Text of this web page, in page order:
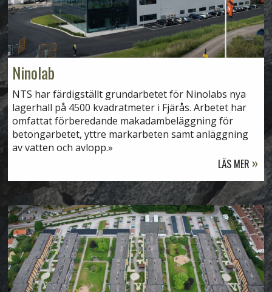
Ninolab
NTS har färdigställt grundarbetet för Ninolabs nya
lagerhall på 4500 kvadratmeter i Fjärås. Arbetet har
omfattat förberedande makadambeläggning för
betongarbetet, yttre markarbeten samt anläggning
av vatten och avlopp.
LÄS MER